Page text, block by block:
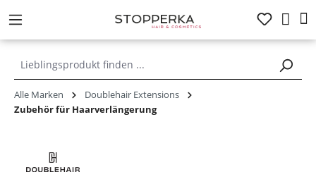
springen
Alle Marken
Doublehair Extensions
Zubehör für Haarverlängerung